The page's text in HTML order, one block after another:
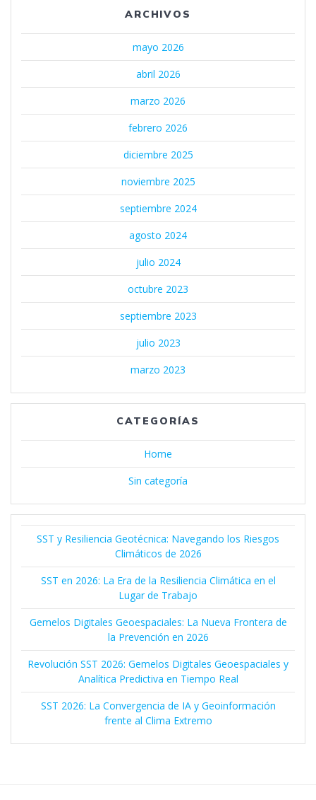
ARCHIVOS
mayo 2026
abril 2026
marzo 2026
febrero 2026
diciembre 2025
noviembre 2025
septiembre 2024
agosto 2024
julio 2024
octubre 2023
septiembre 2023
julio 2023
marzo 2023
CATEGORÍAS
Home
Sin categoría
SST y Resiliencia Geotécnica: Navegando los Riesgos
Climáticos de 2026
SST en 2026: La Era de la Resiliencia Climática en el
Lugar de Trabajo
Gemelos Digitales Geoespaciales: La Nueva Frontera de
la Prevención en 2026
Revolución SST 2026: Gemelos Digitales Geoespaciales y
Analítica Predictiva en Tiempo Real
SST 2026: La Convergencia de IA y Geoinformación
frente al Clima Extremo